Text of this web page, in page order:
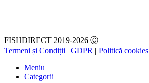
FISHDIRECT 2019-2026 Ⓒ
Termeni și Condiții | GDPR | Politică cookies
Meniu
Categorii